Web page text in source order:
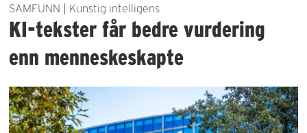
SAMFUNN | Kunstig intelligens
KI-tekster får bedre vurdering
enn menneskeskapte